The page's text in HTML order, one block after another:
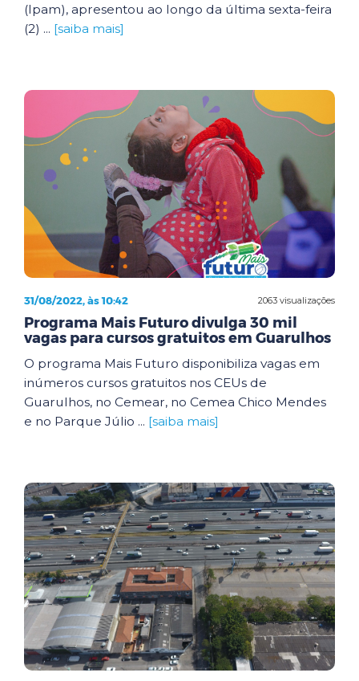
(Ipam), apresentou ao longo da última sexta-feira
(2) ... [saiba mais]
2063 visualizações
31/08/2022, às 10:42
Programa Mais Futuro divulga 30 mil
vagas para cursos gratuitos em Guarulhos
O programa Mais Futuro disponibiliza vagas em
inúmeros cursos gratuitos nos CEUs de
Guarulhos, no Cemear, no Cemea Chico Mendes
e no Parque Júlio ... [saiba mais]